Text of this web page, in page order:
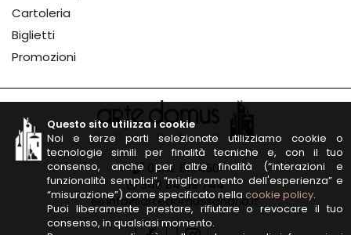
Cartoleria
Biglietti
Promozioni
0342 513460
348 84 59 744
info@artedomussondrio.it
Questo sito utilizza i cookie
Noi e terze parti selezionate utilizziamo cookie o
tecnologie simili per finalità tecniche e, con il tuo
consenso, anche per altre finalità (“interazioni e
funzionalità semplici”, “miglioramento dell'esperienza” e
“misurazione”) come specificato nella cookie policy.
Puoi liberamente prestare, rifiutare o revocare il tuo
consenso, in qualsiasi momento.